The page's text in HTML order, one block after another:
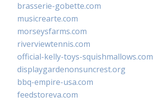
brasserie-gobette.com
musicrearte.com
morseysfarms.com
riverviewtennis.com
official-kelly-toys-squishmallows.com
displaygardenonsuncrest.org
bbq-empire-usa.com
feedstoreva.com